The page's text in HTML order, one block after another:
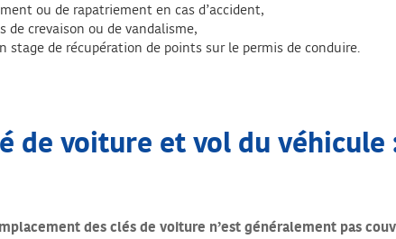
ou de rapatriement en cas d’accident,
de crevaison ou de vandalisme,
stage de récupération de points sur le permis de conduire.
de voiture et vol du véhicule
des clés de voiture n’est généralement pas